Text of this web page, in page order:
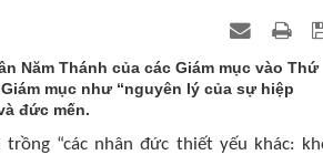
Năm Thánh của các Giám mục vào Thứ
mục như “nguyên lý của sự hiệp
đức mến.
“các nhân đức thiết yếu khác: